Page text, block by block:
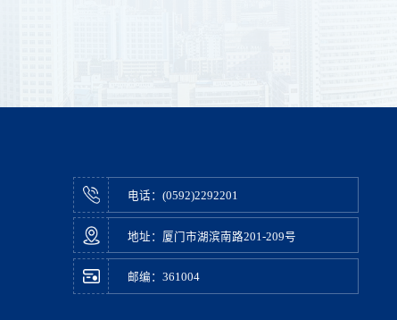
电话：(0592)2292201
地址：厦门市湖滨南路201-209号
邮编：361004